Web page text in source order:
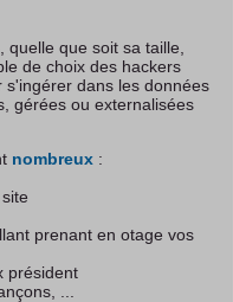
quelle que soit sa taille,
de choix des hackers
s'ingérer dans les données
gérées ou externalisées
nombreux :
prenant en otage vos
président
...